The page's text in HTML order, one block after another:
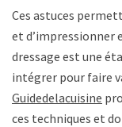
Ces astuces
et d’impressionner
dressage est une
intégrer pour faire
Guidedelacuisine
ces techniques et